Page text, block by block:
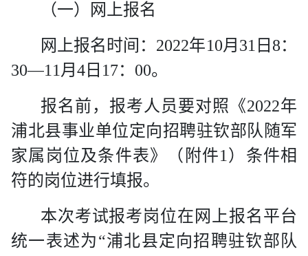
（一）网上报名
网上报名时间： 2022年10月 31 日 8：
30—11 月 4 日 17： 00。
报名前，报考人员要对照《2022年
浦北县事业单位定向招聘驻钦部队随军
家属岗位及条件表》（附件1 ）条件相
符的岗位进行填报。
本次考试报考岗位在网上报名平台
统一表述为“浦北县定向招聘驻钦部队